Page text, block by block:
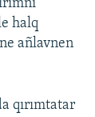
halq
añlavnen
qırımtatar